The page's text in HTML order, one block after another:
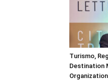
Turismo,
Destination